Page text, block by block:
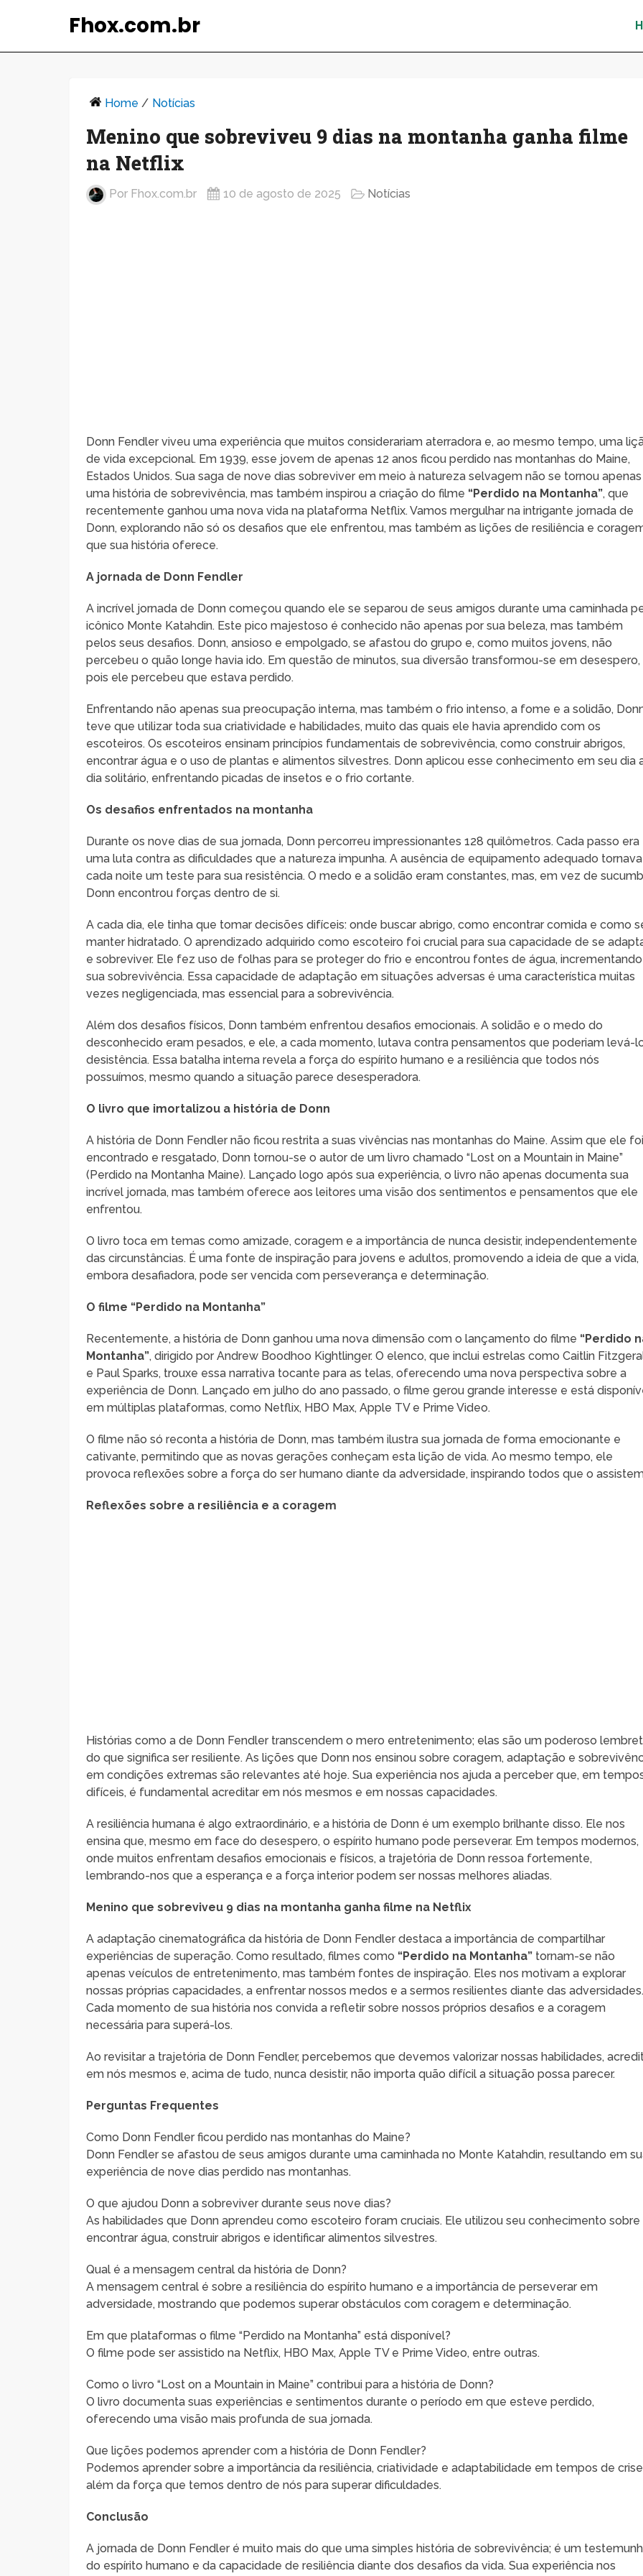
Fhox.com.br
Home / Notícias
Menino que sobreviveu 9 dias na montanha ganha filme
na Netflix
Por Fhox.com.br 10 de agosto de 2025 Notícias
Donn Fendler viveu uma experiência que muitos considerariam aterradora e, ao mesmo tempo, uma
de vida excepcional. Em 1939, esse jovem de apenas 12 anos ficou perdido nas montanhas do Maine,
Estados Unidos. Sua saga de nove dias sobreviver em meio à natureza selvagem não se tornou apenas
uma história de sobrevivência, mas também inspirou a criação do filme “Perdido na Montanha”, que
recentemente ganhou uma nova vida na plataforma Netflix. Vamos mergulhar na intrigante jornada de
Donn, explorando não só os desafios que ele enfrentou, mas também as lições de resiliência e
que sua história oferece.
A jornada de Donn Fendler
A incrível jornada de Donn começou quando ele se separou de seus amigos durante uma caminhada
icônico Monte Katahdin. Este pico majestoso é conhecido não apenas por sua beleza, mas também
pelos seus desafios. Donn, ansioso e empolgado, se afastou do grupo e, como muitos jovens, não
percebeu o quão longe havia ido. Em questão de minutos, sua diversão transformou-se em desespero,
pois ele percebeu que estava perdido.
Enfrentando não apenas sua preocupação interna, mas também o frio intenso, a fome e a solidão,
teve que utilizar toda sua criatividade e habilidades, muito das quais ele havia aprendido com os
escoteiros. Os escoteiros ensinam princípios fundamentais de sobrevivência, como construir abrigos,
encontrar água e o uso de plantas e alimentos silvestres. Donn aplicou esse conhecimento em seu dia
dia solitário, enfrentando picadas de insetos e o frio cortante.
Os desafios enfrentados na montanha
Durante os nove dias de sua jornada, Donn percorreu impressionantes 128 quilômetros. Cada passo era
uma luta contra as dificuldades que a natureza impunha. A ausência de equipamento adequado tornava
cada noite um teste para sua resistência. O medo e a solidão eram constantes, mas, em vez de
Donn encontrou forças dentro de si.
A cada dia, ele tinha que tomar decisões difíceis: onde buscar abrigo, como encontrar comida e como
manter hidratado. O aprendizado adquirido como escoteiro foi crucial para sua capacidade de se
e sobreviver. Ele fez uso de folhas para se proteger do frio e encontrou fontes de água, incrementando
sua sobrevivência. Essa capacidade de adaptação em situações adversas é uma característica muitas
vezes negligenciada, mas essencial para a sobrevivência.
Além dos desafios físicos, Donn também enfrentou desafios emocionais. A solidão e o medo do
desconhecido eram pesados, e ele, a cada momento, lutava contra pensamentos que poderiam levá-
desistência. Essa batalha interna revela a força do espírito humano e a resiliência que todos nós
possuímos, mesmo quando a situação parece desesperadora.
O livro que imortalizou a história de Donn
A história de Donn Fendler não ficou restrita a suas vivências nas montanhas do Maine. Assim que ele
encontrado e resgatado, Donn tornou-se o autor de um livro chamado “Lost on a Mountain in Maine”
(Perdido na Montanha Maine). Lançado logo após sua experiência, o livro não apenas documenta sua
incrível jornada, mas também oferece aos leitores uma visão dos sentimentos e pensamentos que ele
enfrentou.
O livro toca em temas como amizade, coragem e a importância de nunca desistir, independentemente
das circunstâncias. É uma fonte de inspiração para jovens e adultos, promovendo a ideia de que a vida,
embora desafiadora, pode ser vencida com perseverança e determinação.
O filme “Perdido na Montanha”
Recentemente, a história de Donn ganhou uma nova dimensão com o lançamento do filme “Perdido
Montanha”, dirigido por Andrew Boodhoo Kightlinger. O elenco, que inclui estrelas como Caitlin
e Paul Sparks, trouxe essa narrativa tocante para as telas, oferecendo uma nova perspectiva sobre a
experiência de Donn. Lançado em julho do ano passado, o filme gerou grande interesse e está
em múltiplas plataformas, como Netflix, HBO Max, Apple TV e Prime Video.
O filme não só reconta a história de Donn, mas também ilustra sua jornada de forma emocionante e
cativante, permitindo que as novas gerações conheçam esta lição de vida. Ao mesmo tempo, ele
provoca reflexões sobre a força do ser humano diante da adversidade, inspirando todos que o
Reflexões sobre a resiliência e a coragem
Histórias como a de Donn Fendler transcendem o mero entretenimento; elas são um poderoso
do que significa ser resiliente. As lições que Donn nos ensinou sobre coragem, adaptação e
em condições extremas são relevantes até hoje. Sua experiência nos ajuda a perceber que, em
difíceis, é fundamental acreditar em nós mesmos e em nossas capacidades.
A resiliência humana é algo extraordinário, e a história de Donn é um exemplo brilhante disso. Ele nos
ensina que, mesmo em face do desespero, o espírito humano pode perseverar. Em tempos modernos,
onde muitos enfrentam desafios emocionais e físicos, a trajetória de Donn ressoa fortemente,
lembrando-nos que a esperança e a força interior podem ser nossas melhores aliadas.
Menino que sobreviveu 9 dias na montanha ganha filme na Netflix
A adaptação cinematográfica da história de Donn Fendler destaca a importância de compartilhar
experiências de superação. Como resultado, filmes como “Perdido na Montanha” tornam-se não
apenas veículos de entretenimento, mas também fontes de inspiração. Eles nos motivam a explorar
nossas próprias capacidades, a enfrentar nossos medos e a sermos resilientes diante das
Cada momento de sua história nos convida a refletir sobre nossos próprios desafios e a coragem
necessária para superá-los.
Ao revisitar a trajetória de Donn Fendler, percebemos que devemos valorizar nossas habilidades,
em nós mesmos e, acima de tudo, nunca desistir, não importa quão difícil a situação possa parecer.
Perguntas Frequentes
Como Donn Fendler ficou perdido nas montanhas do Maine?
Donn Fendler se afastou de seus amigos durante uma caminhada no Monte Katahdin, resultando em
experiência de nove dias perdido nas montanhas.
O que ajudou Donn a sobreviver durante seus nove dias?
As habilidades que Donn aprendeu como escoteiro foram cruciais. Ele utilizou seu conhecimento sobre
encontrar água, construir abrigos e identificar alimentos silvestres.
Qual é a mensagem central da história de Donn?
A mensagem central é sobre a resiliência do espírito humano e a importância de perseverar em
adversidade, mostrando que podemos superar obstáculos com coragem e determinação.
Em que plataformas o filme “Perdido na Montanha” está disponível?
O filme pode ser assistido na Netflix, HBO Max, Apple TV e Prime Video, entre outras.
Como o livro “Lost on a Mountain in Maine” contribui para a história de Donn?
O livro documenta suas experiências e sentimentos durante o período em que esteve perdido,
oferecendo uma visão mais profunda de sua jornada.
Que lições podemos aprender com a história de Donn Fendler?
Podemos aprender sobre a importância da resiliência, criatividade e adaptabilidade em tempos de
além da força que temos dentro de nós para superar dificuldades.
Conclusão
A jornada de Donn Fendler é muito mais do que uma simples história de sobrevivência; é um
do espírito humano e da capacidade de resiliência diante dos desafios da vida. Sua experiência nos